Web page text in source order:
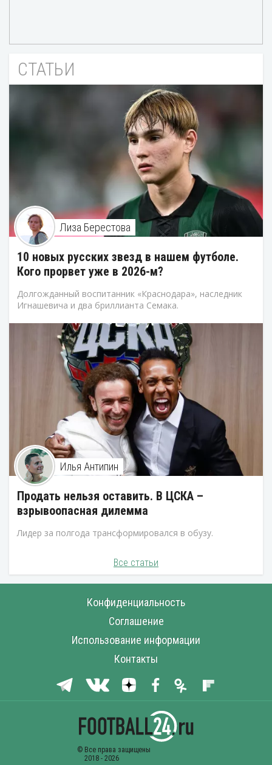
СТАТЬИ
Лиза Берестова
10 новых русских звезд в нашем футболе.
Кого прорвет уже в 2026-м?
Долгожданный воспитанник «Краснодара», наследник
Игнашевича и два бриллианта Семака.
Илья Антипин
Продать нельзя оставить. В ЦСКА –
взрывоопасная дилемма
Лидер за полгода трансформировался в обузу.
Все статьи
Конфиденциальность
Соглашение
Использование информации
Контакты